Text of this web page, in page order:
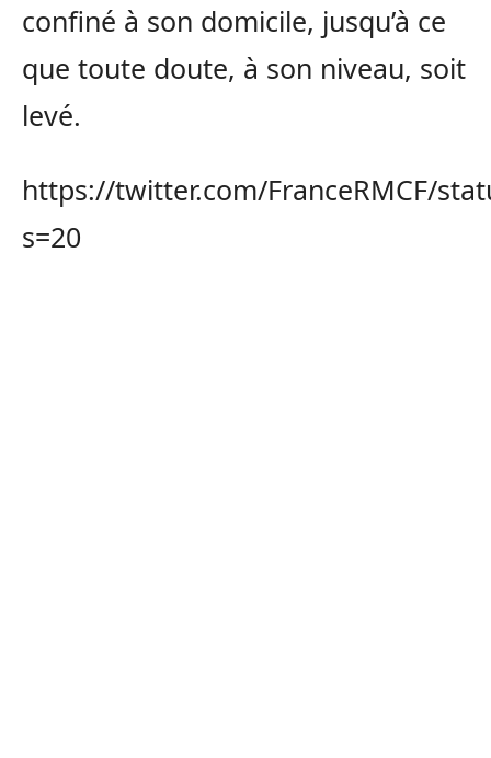
confiné à son domicile, jusqu’à ce
que toute doute, à son niveau, soit
levé.
https://twitter.com/FranceRMCF/
s=20